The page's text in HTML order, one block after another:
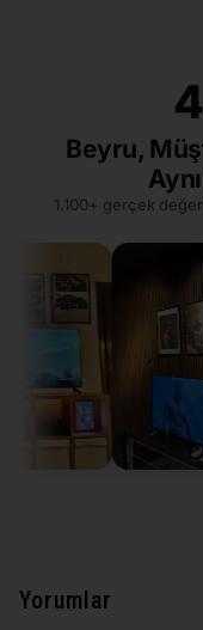
Beyru,
1.100+ gerçek
Yorumlar